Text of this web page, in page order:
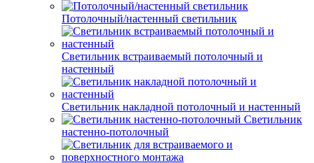
Потолочный/настенный светильник
Светильник встраиваемый потолочный и
настенный
Светильник накладной потолочный и настенный
Светильник
настенно-потолочный